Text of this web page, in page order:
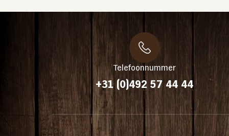
+31 (0)492 57 44 44
Telefoonnummer